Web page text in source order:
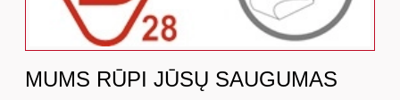
MUMS RŪPI JŪSŲ SAUGUMAS